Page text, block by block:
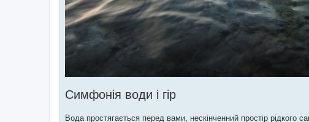
Симфонія води і гір
Вода простягається перед вами, нескінченний простір рідкого